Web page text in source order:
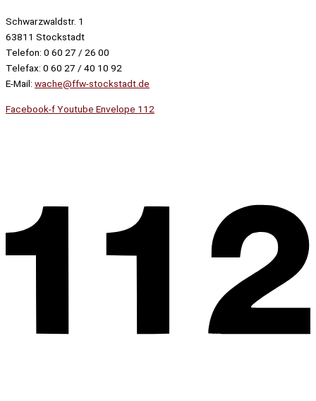
Schwarzwaldstr. 1
63811 Stockstadt
Telefon: 0 60 27 / 26 00
Telefax: 0 60 27 / 40 10 92
E-Mail: wache@ffw-stockstadt.de
Facebook-fYoutube Envelope 112